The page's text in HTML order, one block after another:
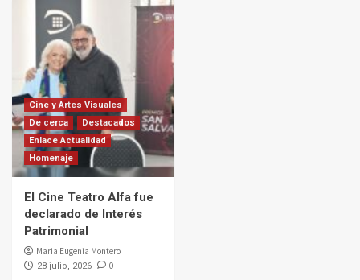
Cine y Artes Visuales
De cerca
Destacados
Enlace Actualidad
Homenaje
El Cine Teatro Alfa fue
declarado de Interés
Patrimonial
Maria Eugenia Montero
28 julio, 2026 0